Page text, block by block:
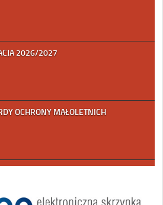
2026/2027
OCHRONY MAŁOLETNICH